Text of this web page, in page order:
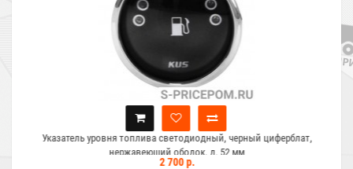
Указатель уровня топлива светодиодный, черный циферблат,
нержавеющий ободок, д. 52 мм
2 700 р.